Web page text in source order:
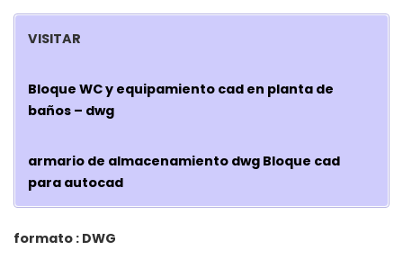
VISITAR
Bloque WC y equipamiento cad en planta de
baños – dwg
armario de almacenamiento dwg Bloque cad
para autocad
formato : DWG